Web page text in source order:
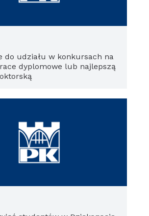
do udziału w konkursach na
dyplomowe lub najlepszą